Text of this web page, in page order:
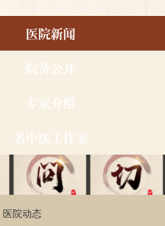
医院新闻
院务公开
专家介绍
名中医工作室
医院动态